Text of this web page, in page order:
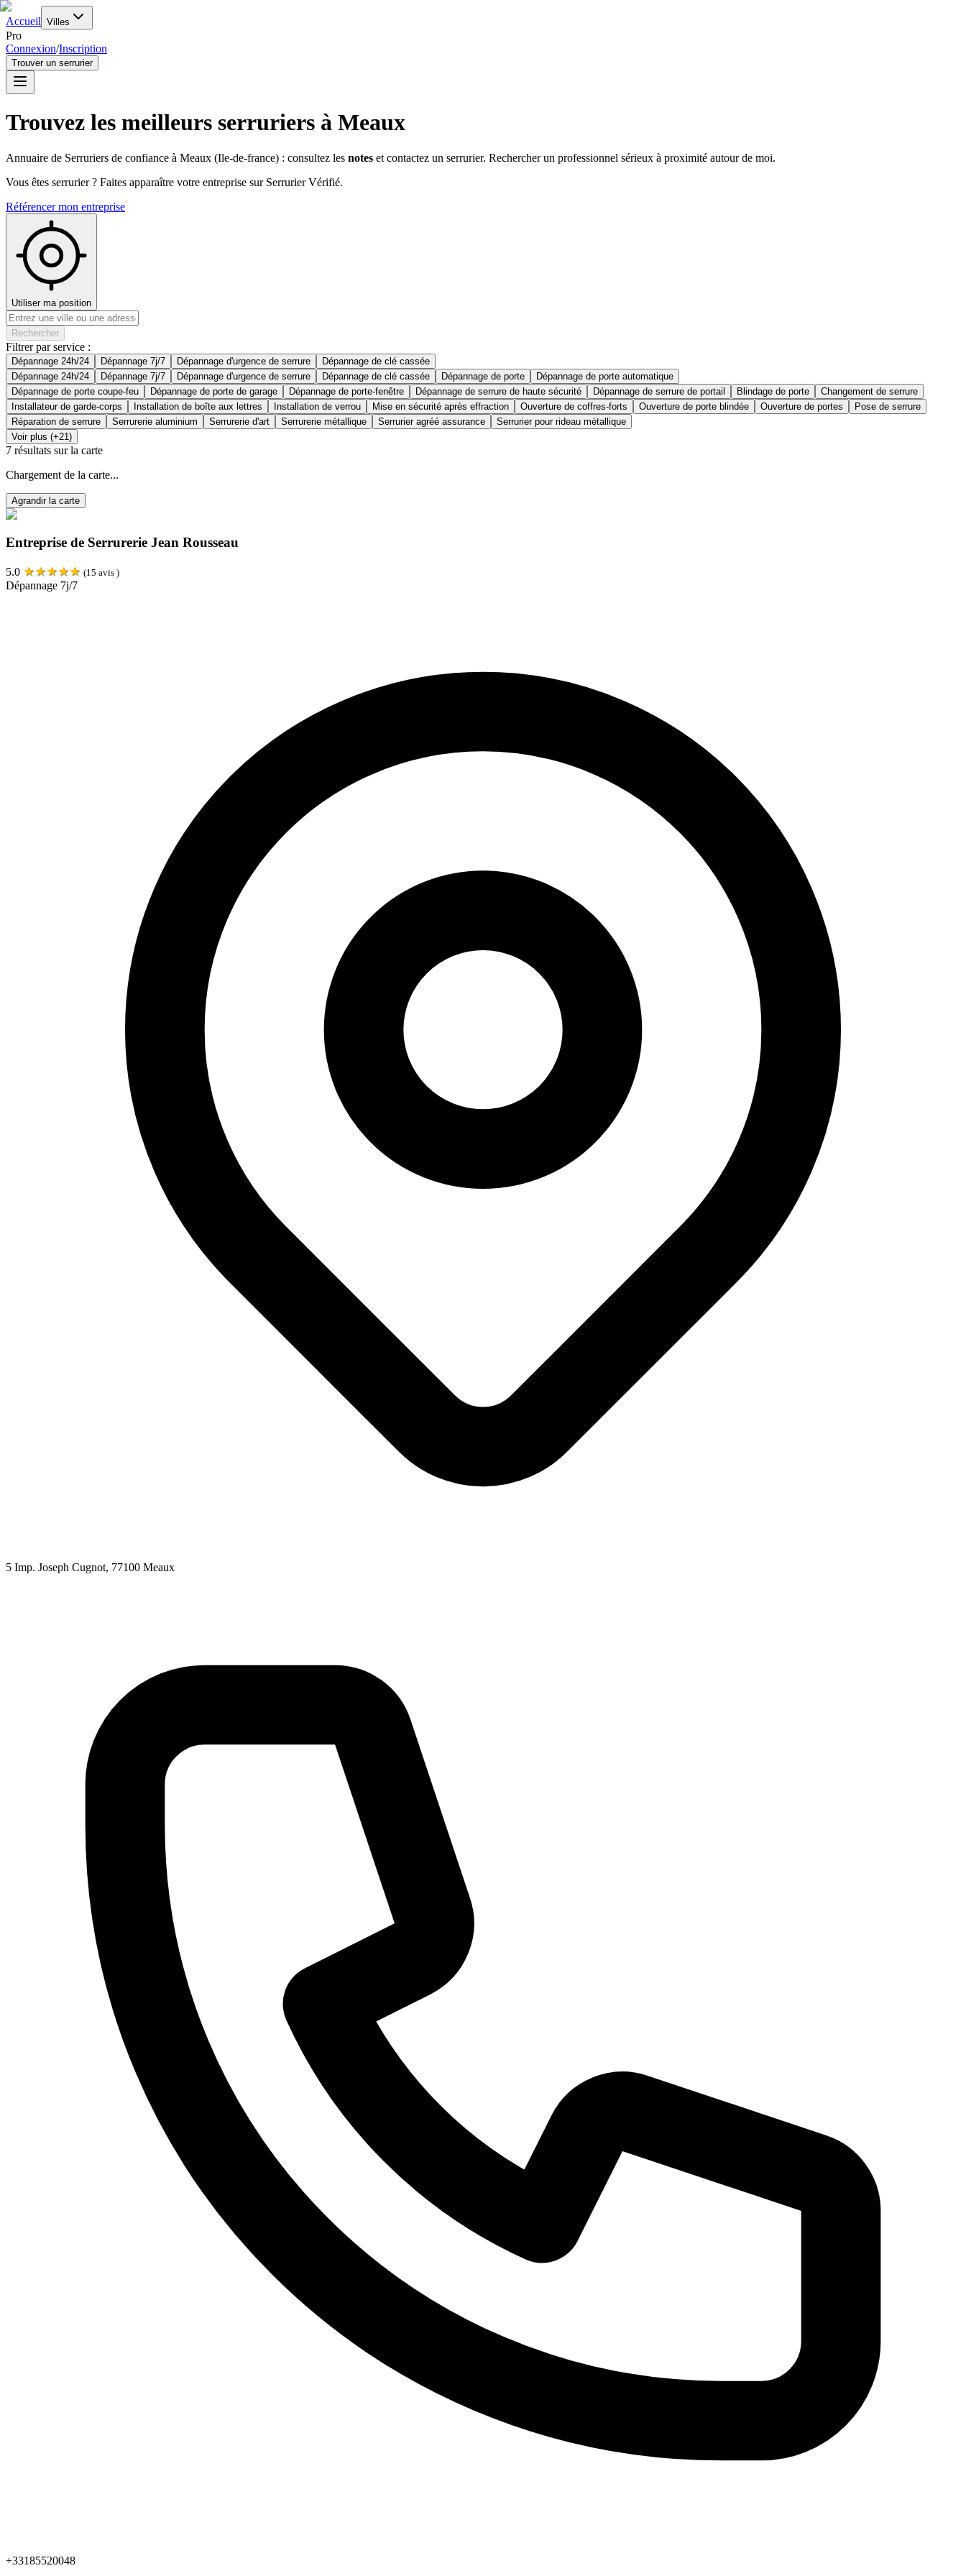
Accueil Villes
Pro
Connexion/Inscription
Trouver un serrurier
Trouvez les meilleurs serruriers à Meaux
Annuaire de Serruriers de confiance à Meaux (Ile-de-france) : consultez les notes et contactez un serrurier. Rechercher un professionnel sérieux à proximité autour de moi.
Vous êtes serrurier ? Faites apparaître votre entreprise sur Serrurier Vérifié.
Référencer mon entreprise
Utiliser ma position
Rechercher
Filtrer par service :
Dépannage 24h/24 Dépannage 7j/7 Dépannage d'urgence de serrure
Dépannage de clé cassée
Dépannage 24h/24
Dépannage 7j/7 Dépannage d'urgence de serrure Dépannage de clé cassée Dépannage de porte
Dépannage de porte automatique
Dépannage de porte coupe-feu
Dépannage de porte de garage Dépannage de porte-fenêtre Dépannage de serrure de haute sécurité Dépannage de serrure de portail Blindage de porte
Changement de serrure
Installateur de garde-corps
Installation de boîte aux lettres Installation de verrou Mise en sécurité après effraction Ouverture de coffres-forts Ouverture de porte blindée Ouverture de portes
Pose de serrure
Réparation de serrure
Serrurerie aluminium Serrurerie d'art Serrurerie métallique Serrurier agréé assurance
Serrurier pour rideau métallique
Voir plus (+21)
7 résultats sur la carte
Chargement de la carte...
Agrandir la carte
Entreprise de Serrurerie Jean Rousseau
5.0 ★★★★★ (15 avis )
Dépannage 7j/7
5 Imp. Joseph Cugnot, 77100 Meaux
+33185520048